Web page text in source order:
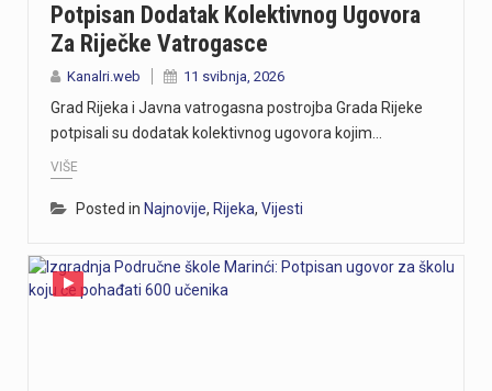
Potpisan Dodatak Kolektivnog Ugovora
Za Riječke Vatrogasce
Kanalri.web 11 svibnja, 2026
Grad Rijeka i Javna vatrogasna postrojba Grada Rijeke
potpisali su dodatak kolektivnog ugovora kojim…
VIŠE
Posted in Najnovije, Rijeka, Vijesti